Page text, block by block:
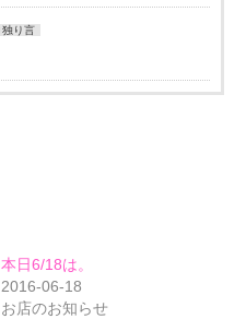
独り言
本日6/18は。
2016-06-18
お店のお知らせ